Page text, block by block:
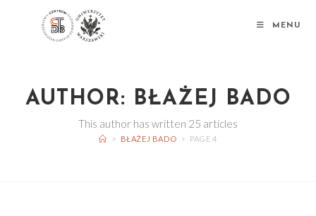
MENU
AUTHOR: BŁAŻEJ BADO
This author has written 25 articles
> BŁAŻEJ BADO > PAGE 4